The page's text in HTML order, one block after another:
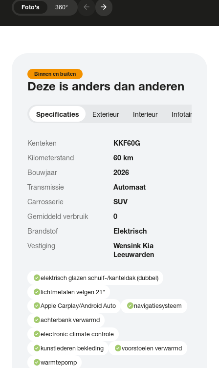
Foto's 360° arrow_forward arrow_forward
Binnen en buiten
Deze is anders dan anderen
Specificaties Exterieur Interieur Infotainment
Kenteken
KKF60G
Kilometerstand
60 km
Bouwjaar
2026
Transmissie
Automaat
Carrosserie
SUV
Gemiddeld verbruik
0
Brandstof
Elektrisch
Vestiging
Wensink Kia
Leeuwarden
check_circleelektrisch glazen schuif-/kanteldak (dubbel)
check_circlelichtmetalen velgen 21"
check_circleApple Carplay/Android Auto check_circlenavigatiesysteem
check_circleachterbank verwarmd
check_circleelectronic climate controle
check_circlekunstlederen bekleding check_circlevoorstoelen verwarmd
check_circlewarmtepomp